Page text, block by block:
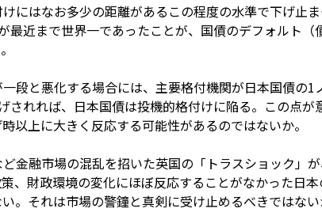
にはなお多少の距離があるこの程度の水準で下げ止ま
近まで世界一であったことが、国債のデフォルト（
段と悪化する場合には、主要格付機関が日本国債の1
れれば、日本国債は投機的格付けに陥る。この点が
以上に大きく反応する可能性があるのではないか。
金融市場の混乱を招いた英国の「トラスショック」
、財政環境の変化にほぼ反応することがなかった日
それは市場の警鐘と真剣に受け止めるべきではない